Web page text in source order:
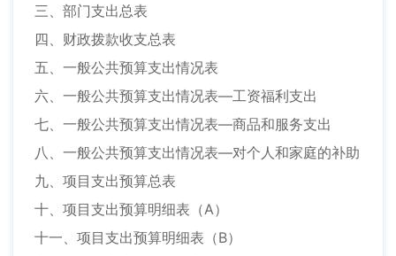
三、部门支出总表
四、财政拨款收支总表
五、一般公共预算支出情况表
六、一般公共预算支出情况表—工资福利支出
七、一般公共预算支出情况表—商品和服务支出
八、一般公共预算支出情况表—对个人和家庭的补助
九、项目支出预算总表
十、项目支出预算明细表（A）
十一、项目支出预算明细表（B）